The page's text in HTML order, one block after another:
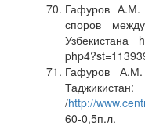
Гафуров А.М.
споров
Узбекистана
Гафуров А.М.
/http://
60-0,5п.л.